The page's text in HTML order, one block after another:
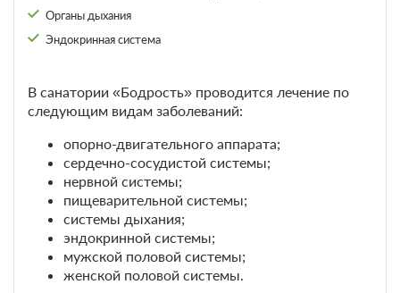
12м
Номер с подселением
Две односпальных кровати
Санаторно-курортное лечение
лечение, четырехразовое питание
1 780
Органы дыхания
Эндокринная система
В санатории «Бодрость» проводится лечение по
следующим видам заболеваний:
опорно-двигательного аппарата;
сердечно-сосудистой системы;
нервной системы;
пищеварительной системы;
системы дыхания;
эндокринной системы;
мужской половой системы;
женской половой системы.